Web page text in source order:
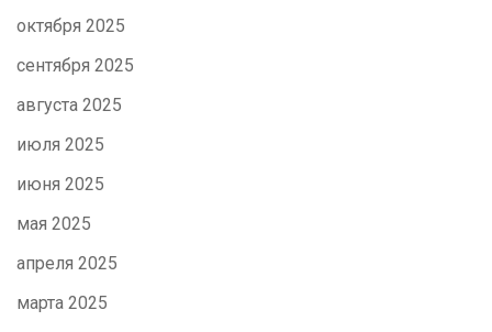
октября 2025
сентября 2025
августа 2025
июля 2025
июня 2025
мая 2025
апреля 2025
марта 2025